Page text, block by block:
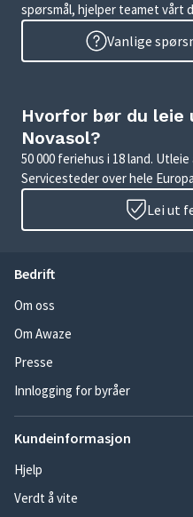
spørsmål, hjelper teamet vårt
Vanlige
Hvorfor bør du
Novasol?
50 000 feriehus i 18 land.
Servicesteder over hele
Lei ut
Bedrift
Om oss
Om Awaze
Presse
Innlogging for byråer
Kundeinformasjon
Hjelp
Verdt å vite